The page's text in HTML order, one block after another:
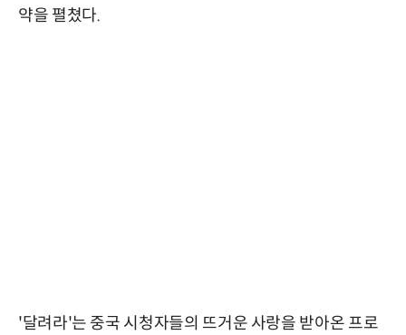
약을 펼쳤다.
'달려라'는 중국 시청자들의 뜨거운 사랑을 받아온 프로